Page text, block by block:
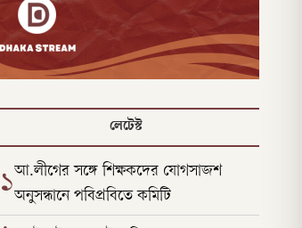
লেটেস্ট
১আ.লীগের সঙ্গে শিক্ষকদের যোগসাজশ
অনুসন্ধানে পবিপ্রবিতে কমিটি